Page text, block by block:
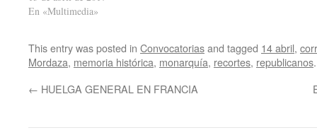
República Española y por la III
cambio”…
En «Multimedia»
This entry was posted in Convocatoriasand tagged 14 abril,
Mordaza, memoria histórica, monarquía, recortes, republicanos
← HUELGA GENERAL EN FRANCIA